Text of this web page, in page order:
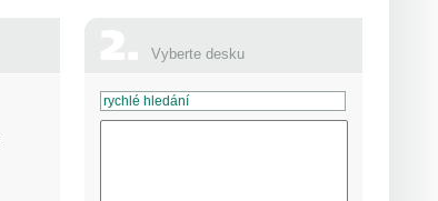
Vyberte desku